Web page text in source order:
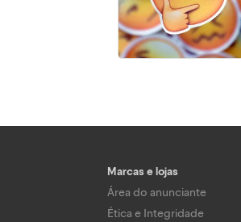
Marcas e lojas
Área do anunciante
Ética e Integridade